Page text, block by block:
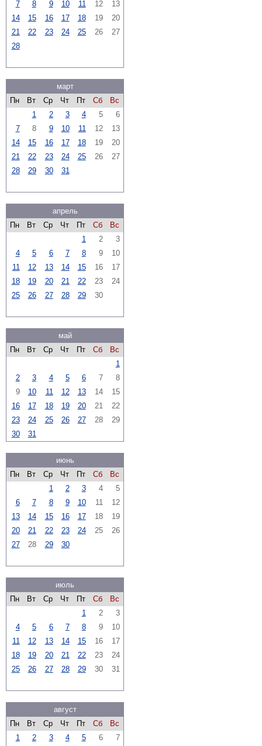
7 8 9 10 11 12
13
14
15 16 17 18 19
20
21
22 23 24 25 26
27
28
март
Пн
Вт Ср Чт Пт Сб
Вс
1
2 3 4 5
6
7
8 9 10 11 12
13
14
15 16 17 18 19
20
21
22 23 24 25 26
27
28
29 30 31
апрель
Пн
Вт Ср Чт Пт Сб
Вс
1
2
3
4
5 6 7 8 9
10
11
12 13 14 15 16
17
18
19 20 21 22 23
24
25
26 27 28 29 30
май
Пн
Вт Ср Чт Пт Сб
Вс
1
2
3 4 5 6 7
8
9
10 11 12 13 14
15
16
17 18 19 20 21
22
23
24 25 26 27 28
29
30
31
июнь
Пн
Вт Ср Чт Пт Сб
Вс
1
2 3 4
5
6
7 8 9 10 11
12
13
14 15 16 17 18
19
20
21 22 23 24 25
26
27
28 29 30
июль
Пн
Вт Ср Чт Пт Сб
Вс
1
2
3
4
5 6 7 8 9
10
11
12 13 14 15 16
17
18
19 20 21 22 23
24
25
26 27 28 29 30 31
август
Пн
Вт Ср Чт Пт Сб
Вс
1
2 3 4 5 6
7